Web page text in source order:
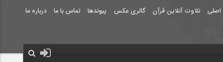
تلاوت آنلاین قرآن گالری عکس پیوندها تماس با ما درباره ما